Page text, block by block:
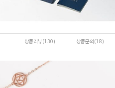
상품리뷰(130) 상품문의(18)